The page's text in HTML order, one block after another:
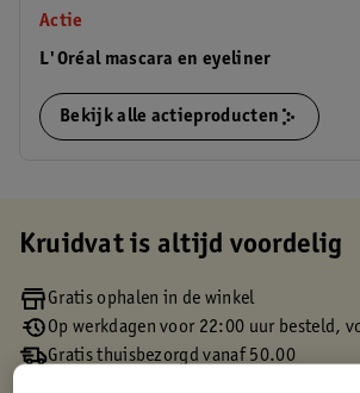
Actie
L'Oréal mascara en eyeliner
Bekijk alle actieproducten
Kruidvat is altijd voordelig
Gratis ophalen in de winkel
Op werkdagen voor 22:00 uur besteld,
Gratis thuisbezorgd vanaf 50.00